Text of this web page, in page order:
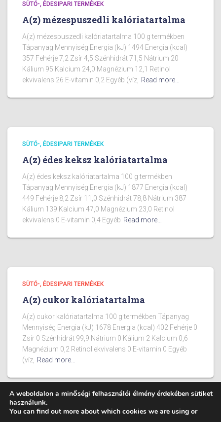
SÜTŐ-, ÉDESIPARI TERMÉKEK
A(z) mézespuszedli kalóriatartalma
A(z) mézespuszedli kalóriatartalma 100 g termékben
Tápanyag Mennyiség Energia (kJ) 1494 Energia (kcal)
357 Fehérje 7,2 Zsír 4,5 Szénhidrát 71,5 Nátrium 20
Kálium 95 Kalcium 24,0 Magnézium 12,1 Retinol
ekvivalens 26 E-vitamin 0,2 Egyéb (víz, Read more…
SÜTŐ-, ÉDESIPARI TERMÉKEK
A(z) édes keksz kalóriatartalma
A(z) édes keksz kalóriatartalma 100 g termékben
Tápanyag Mennyiség Energia (kJ) 1877 Energia (kcal)
449 Fehérje 8,2 Zsír 11,0 Szénhidrát 78,8 Nátrium 387
Kálium 139 Kalcium 47,0 Magnézium 23,0 Retinol
ekvivalens 0 E-vitamin 0,4 Egyéb Read more…
SÜTŐ-, ÉDESIPARI TERMÉKEK
A(z) cukor kalóriatartalma
A(z) cukor kalóriatartalma 100 g termékben Tápanyag
Mennyiség Energia (kJ) 1678 Energia (kcal) 402 Fehérje 0
Zsír 0 Szénhidrát 99,9 Nátrium 0 Kálium 2 Kalcium 0,6
Magnézium 0,2 Retinol ekvivalens 0 E-vitamin 0 Egyéb
(víz, Read more…
A weboldalon a minőségi felhasználói élmény érdekében sütiket
használunk.
You can find out more about which cookies we are using or